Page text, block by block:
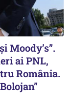
Moody’s”.
ai PNL,
România.